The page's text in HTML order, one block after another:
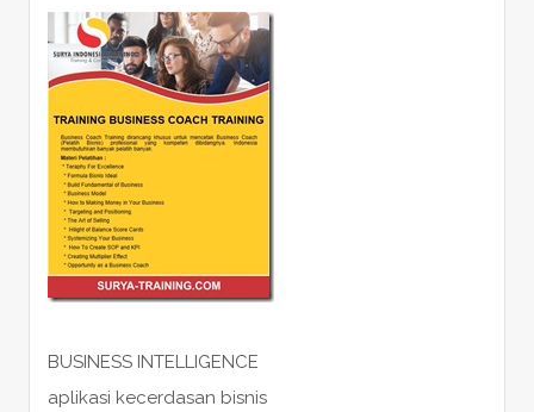
BUSINESS INTELLIGENCE
aplikasi kecerdasan bisnis